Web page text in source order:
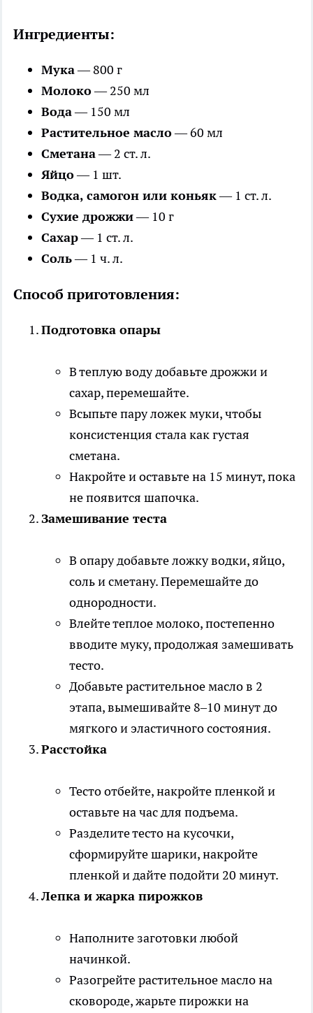
Ингредиенты:
Мука— 800 г
Молоко— 250 мл
Вода— 150 мл
Растительное масло— 60 мл
Сметана— 2 ст. л.
Яйцо— 1 шт.
Водка, самогон или коньяк— 1 ст. л.
Сухие дрожжи— 10 г
Сахар— 1 ст. л.
Соль— 1 ч. л.
Способ приготовления:
Подготовка опары
В теплую воду добавьте дрожжи и
сахар, перемешайте.
Всыпьте пару ложек муки, чтобы
консистенция стала как густая
сметана.
Накройте и оставьте на 15 минут, пока
не появится шапочка.
Замешивание теста
В опару добавьте ложку водки, яйцо,
соль и сметану. Перемешайте до
однородности.
Влейте теплое молоко, постепенно
вводите муку, продолжая замешивать
тесто.
Добавьте растительное масло в 2
этапа, вымешивайте 8–10 минут до
мягкого и эластичного состояния.
Расстойка
Тесто отбейте, накройте пленкой и
оставьте на час для подъема.
Разделите тесто на кусочки,
сформируйте шарики, накройте
пленкой и дайте подойти 20 минут.
Лепка и жарка пирожков
Наполните заготовки любой
начинкой.
Разогрейте растительное масло на
сковороде, жарьте пирожки на